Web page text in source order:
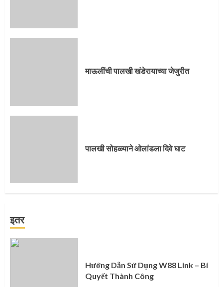
माऊलींची पालखी खंडेरायाच्या जेजुरीत
पालखी सोहळ्याने ओलांडला दिवे घाट
इतर
Hướng Dẫn Sử Dụng W88 Link – Bí
Quyết Thành Công